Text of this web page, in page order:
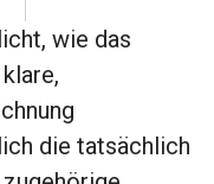
wie das
die tatsächlich